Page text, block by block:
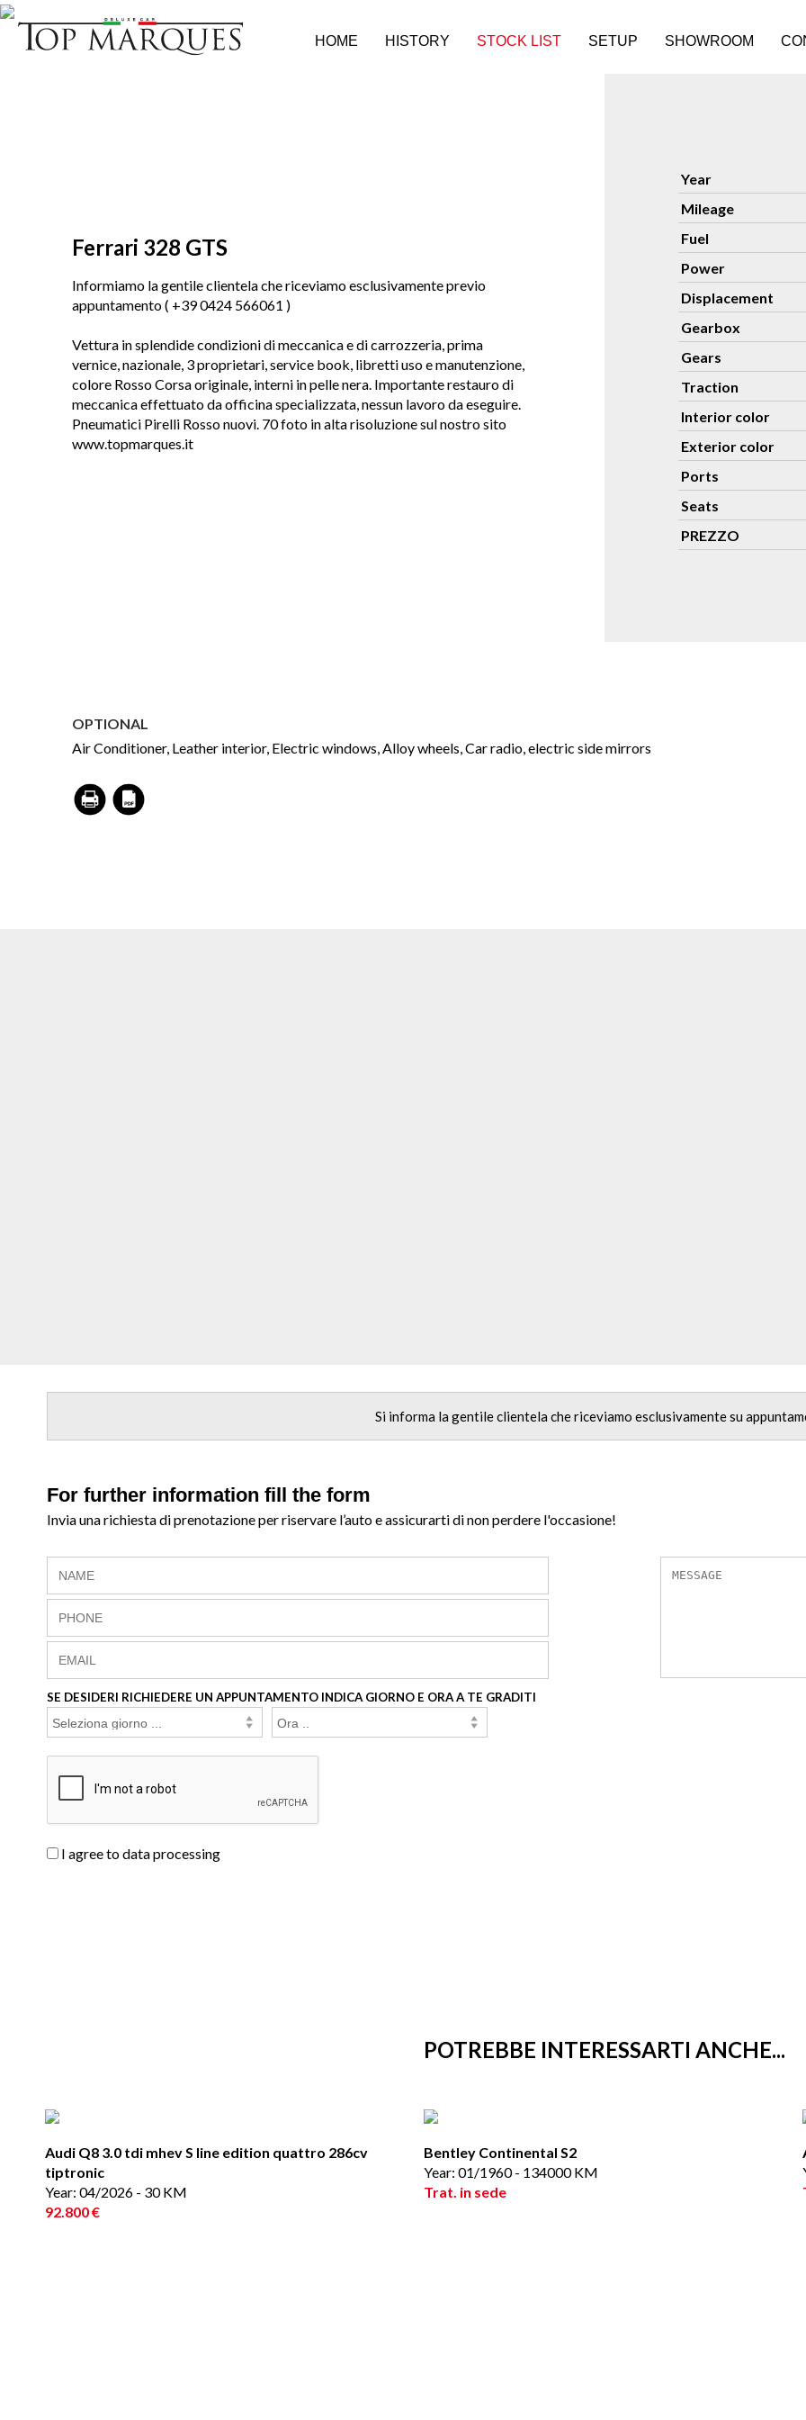
HOME HISTORY STOCK LIST SETUP SHOWROOM
Ferrari 328 GTS
Informiamo la gentile clientela che riceviamo esclusivamente previo
appuntamento ( +39 0424 566061 )
Vettura in splendide condizioni di meccanica e di carrozzeria, prima
vernice, nazionale, 3 proprietari, service book, libretti uso e manutenzione,
colore Rosso Corsa originale, interni in pelle nera. Importante restauro di
meccanica effettuato da officina specializzata, nessun lavoro da eseguire.
Pneumatici Pirelli Rosso nuovi. 70 foto in alta risoluzione sul nostro sito
www.topmarques.it
Year
Mileage
Fuel
Power
Displacement
Gearbox
Gears
Traction
Interior color
Exterior color
Ports
Seats
PREZZO
OPTIONAL
Air Conditioner, Leather interior, Electric windows, Alloy wheels, Car radio, electric side mirrors
Si informa la gentile clientela che riceviamo esclusivamente su
For further information fill the form
Invia una richiesta di prenotazione per riservare l’auto e assicurarti di non perdere l'occasione!
SE DESIDERI RICHIEDERE UN APPUNTAMENTO INDICA GIORNO E ORA A TE GRADITI
I agree to data processing
POTREBBE INTERESSARTI ANCHE...
Audi Q8 3.0 tdi mhev S line edition quattro 286cv
tiptronic
Year: 04/2026 - 30 KM
92.800 €
Bentley Continental S2
Year: 01/1960 - 134000 KM
Trat. in sede